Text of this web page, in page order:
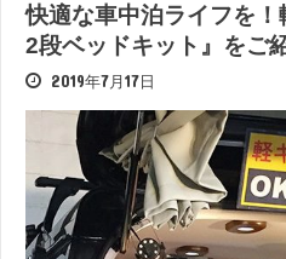
快適な車中泊ライフを！
2段ベッドキット』をご
2019年7月17日